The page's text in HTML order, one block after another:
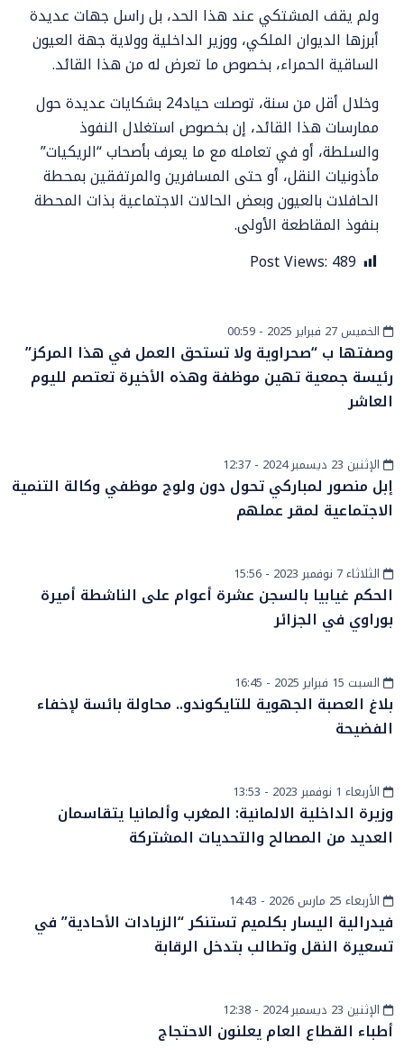
ولم يقف المشتكي عند هذا الحد، بل راسل جهات عديدة
أبرزها الديوان الملكي، ووزير الداخلية وولاية جهة العيون
الساقية الحمراء، بخصوص ما تعرض له من هذا القائد.
وخلال أقل من سنة، توصلت حياد24 بشكايات عديدة حول
ممارسات هذا القائد، إن بخصوص استغلال النفوذ
والسلطة، أو في تعامله مع ما يعرف بأصحاب “الريكيات”
مأذونيات النقل، أو حتى المسافرين والمرتفقين بمحطة
الحافلات بالعيون وبعض الحالات الاجتماعية بذات المحطة
بنفوذ المقاطعة الأولى.
Post Views: 489
مجتمع
الخميس 27 فبراير 2025 - 00:59
وصفتها ب “صحراوية ولا تستحق العمل في هذا المركز”
رئيسة جمعية تهين موظفة وهذه الأخيرة تعتصم لليوم
العاشر
أخبار الصحراءالإثنين 23 ديسمبر 2024 - 12:37
إبل منصور لمباركي تحول دون ولوج موظفي وكالة التنمية
الاجتماعية لمقر عملهم
أخبار الصحراءالثلاثاء 7 نوفمبر 2023 - 15:56
الحكم غيابيا بالسجن عشرة أعوام على الناشطة أميرة
بوراوي في الجزائر
أخبار الصحراءالسبت 15 فبراير 2025 - 16:45
بلاغ العصبة الجهوية للتايكوندو.. محاولة بائسة لإخفاء
الفضيحة
أخبار وطنيةالأربعاء 1 نوفمبر 2023 - 13:53
وزيرة الداخلية الالمانية: المغرب وألمانيا يتقاسمان
العديد من المصالح والتحديات المشتركة
أخبار الصحراءالأربعاء 25 مارس 2026 - 14:43
فيدرالية اليسار بكلميم تستنكر “الزيادات الأحادية” في
تسعيرة النقل وتطالب بتدخل الرقابة
أخبار وطنيةالإثنين 23 ديسمبر 2024 - 12:38
أطباء القطاع العام يعلنون الاحتجاج